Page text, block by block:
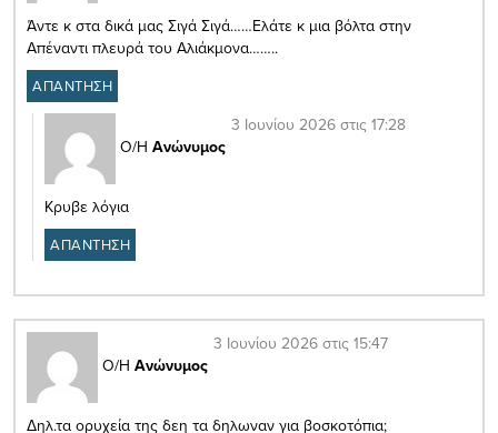
Άντε κ στα δικά μας Σιγά Σιγά……Ελάτε κ μια βόλτα στην
Απέναντι πλευρά του Αλιάκμονα……..
ΑΠΑΝΤΗΣΗ
Ο/Η Ανώνυμος
3 Ιουνίου 2026 στις 17:28
Κρυβε λόγια
ΑΠΑΝΤΗΣΗ
Ο/Η Ανώνυμος
3 Ιουνίου 2026 στις 15:47
Δηλ.τα ορυχεία της δεη τα δηλωναν για βοσκοτόπια;